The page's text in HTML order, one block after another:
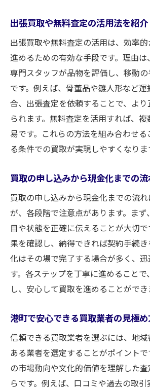
出張買取や無料査定の活用法を紹介
出張買取や無料査定の活用は、効率
進めるための有効な手段です。理由
専門スタッフが品物を評価し、移動
です。例えば、骨董品や雛人形など
合、出張査定を依頼することで、よ
られます。無料査定を活用すれば、
易です。これらの方法を組み合わせる
る条件での買取が実現しやすくなりま
買取の申し込みから現金化までの
買取の申し込みから現金化までの流
が、各段階で注意点があります。ま
目や状態を正確に伝えることが大切
果を確認し、納得できれば契約手続
化はその場で完了する場合が多く、
す。各ステップを丁寧に進めること
し、安心して買取を進めることができ
港町で安心できる買取業者の見極
信頼できる買取業者を選ぶには、地
ある業者を選定することがポイント
の市場動向や文化的価値を理解した
らです。例えば、口コミや過去の取